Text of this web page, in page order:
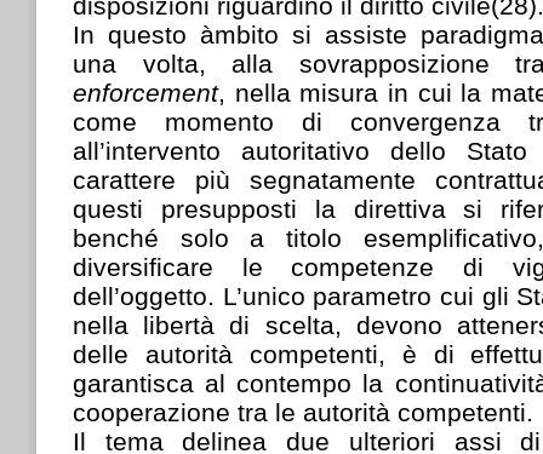
In questo àmbito si assiste
una volta, alla sovrapposizione
enforcement, nella misura in cui la
come momento di convergenza
all’intervento autoritativo dello
carattere più segnatamente
questi presupposti la direttiva si
benché solo a titolo
diversificare le competenze di
dell’oggetto. L’unico parametro cui gli
nella libertà di scelta, devono
delle autorità competenti, è di
garantisca al contempo la
cooperazione tra le autorità competenti.
Il tema delinea due ulteriori assi di